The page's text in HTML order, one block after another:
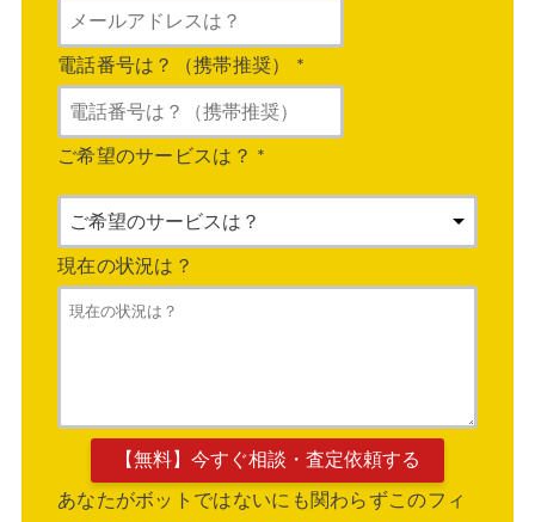
電話番号は？（携帯推奨） *
ご希望のサービスは？ *
現在の状況は？
あなたがボットではないにも関わらずこのフィ